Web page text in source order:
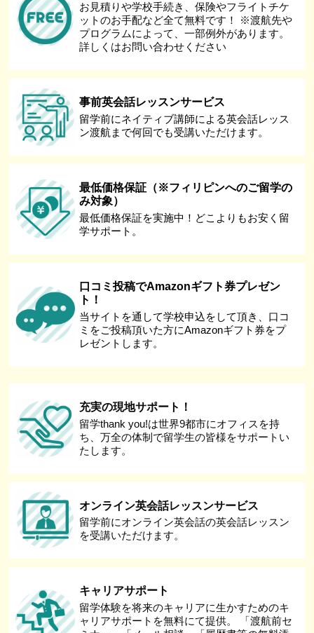
お見積りや学校手続き、保険やフライトチケ
ットのお手配など全て無料です！ ※渡航先や
プログラムによって、一部例外があります。
詳しくはお問い合わせください
事前英会話レッスンサービス
留学前にネイティブ講師による英会話レッス
ン渡航まで何回でも受講いただけます。
最低価格保証（※フィリピンへのご留学の
み対象）
最低価格保証を実施中！どこよりもお安く留
学サポート。
口コミ投稿でAmazonギフト券プレゼン
ト！
当サイトを通して学校申込をして頂き、口コ
ミをご投稿頂いた方にAmazonギフト券をプ
レゼントします。
充実の現地サポート！
留学thank you!は世界9都市にオフィスを持
ち、万全の体制で留学生の皆様をサポートい
たします。
オンライン英会話レッスンサービス
留学前にオンライン英会話の英会話レッスン
を受講いただけます。
キャリアサポート
留学体験を将来のキャリアに生かすためのキ
ャリアサポートを無料にて提供。 「渡航前セ